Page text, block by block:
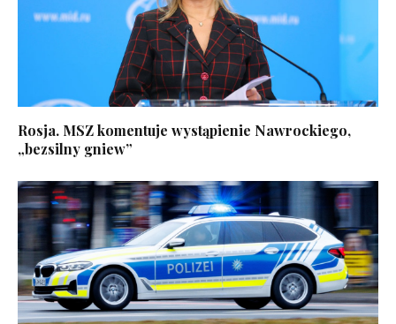
Rosja. MSZ komentuje wystąpienie Nawrockiego,
„bezsilny gniew”